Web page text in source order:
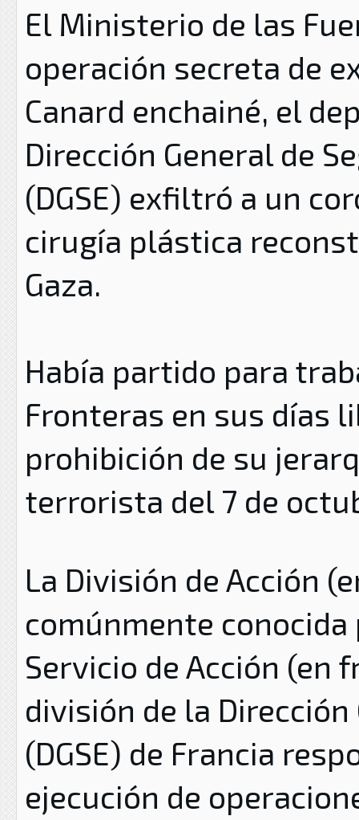
El Ministerio de las
operación secreta de
Canard enchainé, el
Dirección General de
(DGSE) exfiltró a un
cirugía plástica
Gaza.
Había partido para
Fronteras en sus días
prohibición de su
terrorista del 7 de
La División de Acción
comúnmente
Servicio de Acción (en
división de la
(DGSE) de Francia
ejecución de